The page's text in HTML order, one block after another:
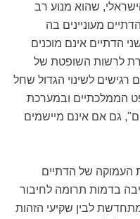
שהוא מנוע רב
מעוניינים בה
הדתיים אינם מוכנים
לרשות השופטת של
רגישים לשינוי הגדול שחל
הממלכתיים ובמערכת
גם אם אינם מיישמים
העמוקה של הדתיים
בדמות תרומה לחיבור
לבין שקיעי הזהות